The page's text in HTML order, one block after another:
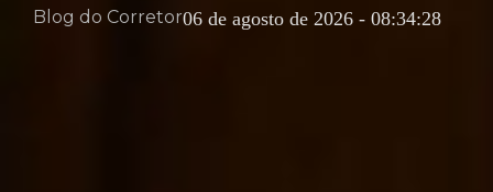
Blog do Corretor06 de agosto de 2026 - 08:34:28